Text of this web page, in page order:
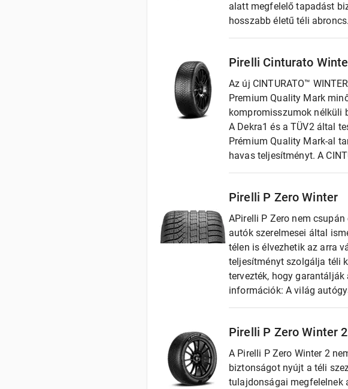
alatt megfelelő tapadást
hosszabb életű téli abroncs.
Pirelli Cinturato
Az új CINTURATO™
Premium Quality Mark
kompromisszumok nélküli
A Dekra1 és a TÜV2 által
Prémium Quality Mark-al
havas teljesítményt. A
Pirelli P Zero Winter
APirelli P Zero nem
autók szerelmesei által
télen is élvezhetik az arra
teljesítményt szolgálja téli
tervezték, hogy
információk: A világ
Pirelli P Zero Winter 2
A Pirelli P Zero Winter 2
biztonságot nyújt a téli
tulajdonságai megfelelnek